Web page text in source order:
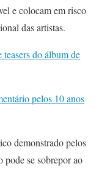
e colocam em risco
das artistas.
do álbum de
pelos 10 anos
demonstrado pelos
pode se sobrepor ao